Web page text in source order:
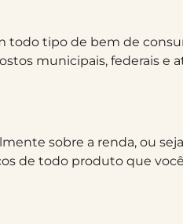
todo tipo de bem de
municipais, federais e
sobre a renda, ou
de todo produto que